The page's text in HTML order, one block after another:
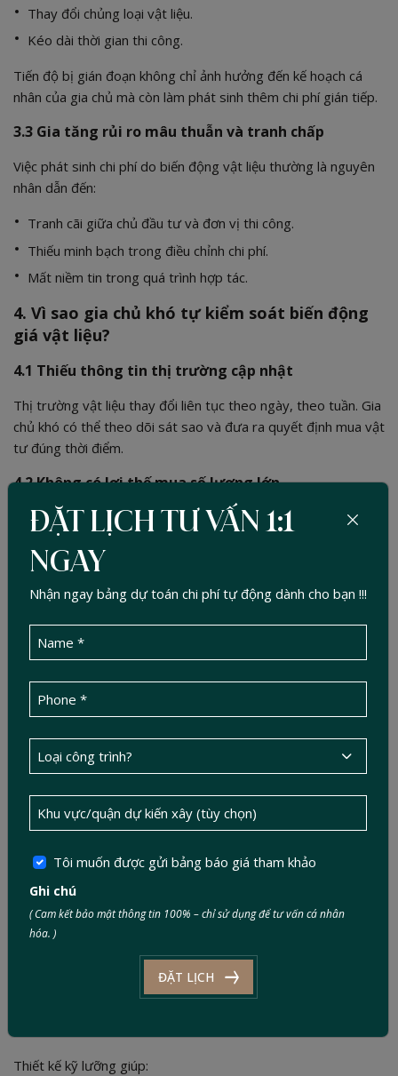
Thay đổi chủng loại vật liệu.
Kéo dài thời gian thi công.
Tiến độ bị gián đoạn không chỉ ảnh hưởng đến kế hoạch cá
nhân của gia chủ mà còn làm phát sinh thêm chi phí gián tiếp.
3.3 Gia tăng rủi ro mâu thuẫn và tranh chấp
Việc phát sinh chi phí do biến động vật liệu thường là nguyên
nhân dẫn đến:
Tranh cãi giữa chủ đầu tư và đơn vị thi công.
Thiếu minh bạch trong điều chỉnh chi phí.
Mất niềm tin trong quá trình hợp tác.
4. Vì sao gia chủ khó tự kiểm soát biến động
giá vật liệu?
4.1 Thiếu thông tin thị trường cập nhật
Thị trường vật liệu thay đổi liên tục theo ngày, theo tuần. Gia
chủ khó có thể theo dõi sát sao và đưa ra quyết định mua vật
tư đúng thời điểm.
4.2 Không có lợi thế mua số lượng lớn
Giá vật liệu thường phụ thuộc nhiều vào khối lượng đặt hàng.
Gia chủ mua lẻ khó có được mức giá tốt như các nhà thầu có
hệ thống cung ứng ổn định.
4.3 Khó dự trù chi phí dài hạn
Khi chưa có hồ sơ thiết kế và dự toán chi tiết, việc ước lượng
chi phí chỉ mang tính tương đối, rất dễ sai lệch khi thị trường
5. Giải pháp hạn chế phát sinh chi phí do biến
Thiết kế kỹ lưỡng giúp:
ĐẶT LỊCH TƯ VẤN 1:1
NGAY
Nhận ngay bảng dự toán chi phí tự động dành cho bạn !!!
Tôi muốn được gửi bảng báo giá tham khảo
Ghi chú
( Cam kết bảo mật thông tin 100% – chỉ sử dụng để tư vấn cá nhân
hóa. )
ĐẶT LỊCH